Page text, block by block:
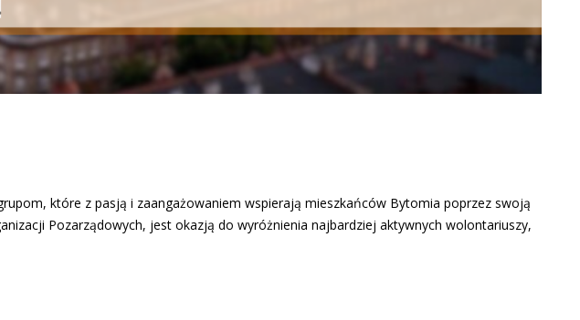
które z pasją i zaangażowaniem wspierają mieszkańców Bytomia poprzez swoją
Pozarządowych, jest okazją do wyróżnienia najbardziej aktywnych wolontariuszy,